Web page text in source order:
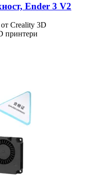
Ender 3 V2
Creality 3D
принтери